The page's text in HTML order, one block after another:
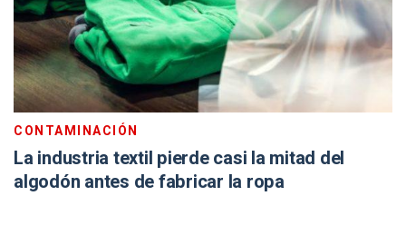
CONTAMINACIÓN
La industria textil pierde casi la mitad del
algodón antes de fabricar la ropa